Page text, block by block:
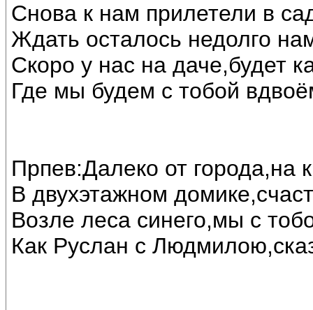
Снова к нам прилетели в
Ждать осталось недолго
Скоро у нас на даче,будет
Где мы будем с тобой
Прпев:Далеко от города,на
В двухэтажном
Возле леса синего,мы с
Как Руслан с